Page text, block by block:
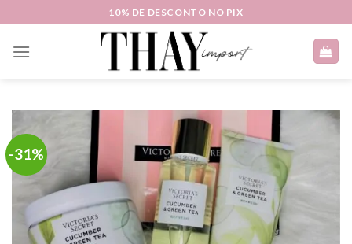
to
content
10% DE DESCONTO NO PIX
-31%